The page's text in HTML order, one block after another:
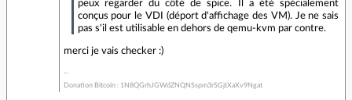
peux regarder du côté de spice. Il a été spécialement
conçus pour le VDI (déport d'affichage des VM). Je ne sais
pas s'il est utilisable en dehors de qemu-kvm par contre.
merci je vais checker :)
Donation Bitcoin : 1N8QGrhJGWdZNQNSspm3rSGjtXaXv9Ngat